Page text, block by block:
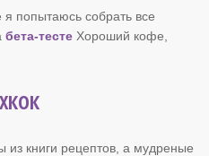
я попытаюсь собрать все
бета-тесте Хороший кофе
из книги рецептов, а мудреные